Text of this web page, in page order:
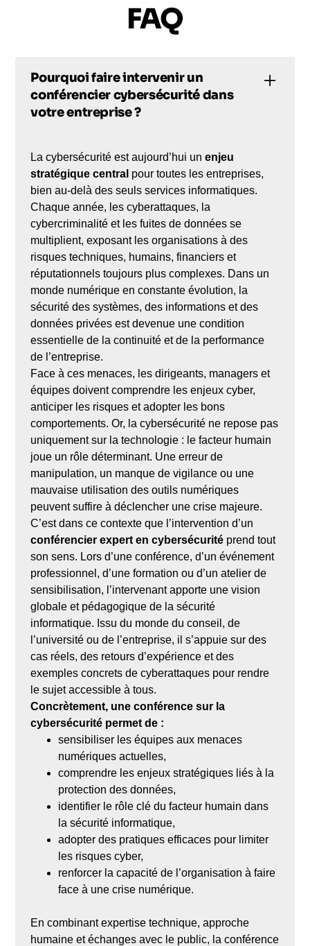
FAQ
Pourquoi faire intervenir un
conférencier cybersécurité dans
votre entreprise ?
La cybersécurité est aujourd’hui unenjeu
stratégique central pour toutes les entreprises,
bien au-delà des seuls services informatiques.
Chaque année, les cyberattaques, la
cybercriminalité et les fuites de données se
multiplient, exposant les organisations à des
risques techniques, humains, financiers et
réputationnels toujours plus complexes. Dans un
monde numérique en constante évolution, la
sécurité des systèmes, des informations et des
données privées est devenue une condition
essentielle de la continuité et de la performance
de l’entreprise.
Face à ces menaces, les dirigeants, managers et
équipes doivent comprendre les enjeux cyber,
anticiper les risques et adopter les bons
comportements. Or, la cybersécurité ne repose pas
uniquement sur la technologie : le facteur humain
joue un rôle déterminant. Une erreur de
manipulation, un manque de vigilance ou une
mauvaise utilisation des outils numériques
peuvent suffire à déclencher une crise majeure.
C’est dans ce contexte que l’intervention d’un
conférencier expert en cybersécurité prend tout
son sens. Lors d’une conférence, d’un événement
professionnel, d’une formation ou d’un atelier de
sensibilisation, l’intervenant apporte une vision
globale et pédagogique de la sécurité
informatique. Issu du monde du conseil, de
l’université ou de l’entreprise, il s’appuie sur des
cas réels, des retours d’expérience et des
exemples concrets de cyberattaques pour rendre
le sujet accessible à tous.
Concrètement, une conférence sur la
cybersécurité permet de :
sensibiliser les équipes aux menaces
numériques actuelles,
comprendre les enjeux stratégiques liés à la
protection des données,
identifier le rôle clé du facteur humain dans
la sécurité informatique,
adopter des pratiques efficaces pour limiter
les risques cyber,
renforcer la capacité de l’organisation à faire
face à une crise numérique.
En combinant expertise technique, approche
humaine et échanges avec le public, la conférence